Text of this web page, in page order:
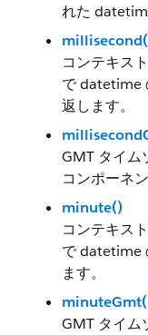
れた
コンテキス
で datetime
返します。
GMT タイ
コンポーネ
minute()
コンテキス
で datetime
ます。
GMT タイ